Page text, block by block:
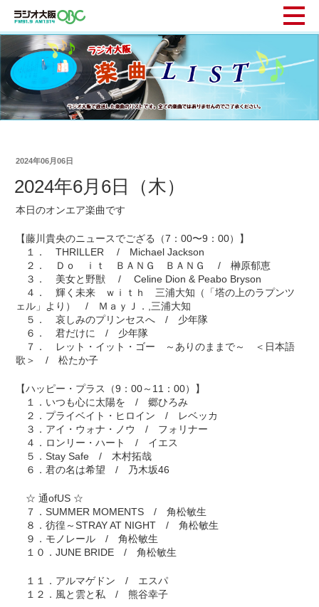
2024年06月06日
2024年6月6日（木）
本日のオンエア楽曲です
【藤川貴央のニュースでござる（7：00〜9：00）】
１． THRILLER / Michael Jackson
２． Ｄｏ ｉｔ ＢＡＮＧ ＢＡＮＧ / 榊原郁恵
３． 美女と野獣 / Celine Dion & Peabo Bryson
４． 輝く未来 ｗｉｔｈ 三浦大知（「塔の上のラプンツ
ェル」より） / ＭａｙＪ．,三浦大知
５． 哀しみのプリンセスへ / 少年隊
６． 君だけに / 少年隊
７． レット・イット・ゴー ～ありのままで～ ＜日本語
歌＞ / 松たか子
【ハッピー・プラス（9：00～11：00）】
１．いつも心に太陽を / 郷ひろみ
２．プライベイト・ヒロイン / レベッカ
３．アイ・ウォナ・ノウ / フォリナー
４．ロンリー・ハート / イエス
５．Stay Safe / 木村拓哉
６．君の名は希望 / 乃木坂46
☆ 通ofUS ☆
７．SUMMER MOMENTS / 角松敏生
８．彷徨～STRAY AT NIGHT / 角松敏生
９．モノレール / 角松敏生
１０．JUNE BRIDE / 角松敏生
１１．アルマゲドン / エスパ
１２．風と雲と私 / 熊谷幸子